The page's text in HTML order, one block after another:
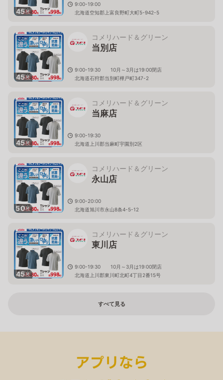
45枚
9:00-19:00
北海道空知郡上富良野町大町5-942-5
45枚
コメリハード＆グリーン
当別店
9:00-19:30 10月～3月は19:00閉店
北海道石狩郡当別町樺戸町347-2
45枚
コメリハード＆グリーン
当麻店
9:00-19:30
北海道上川郡当麻町宇園別2区
50枚
コメリハード＆グリーン
永山店
9:00-20:00
北海道旭川市永山8条4-5-12
45枚
コメリハード＆グリーン
東川店
9:00-19:30 10月～3月は19:00閉店
北海道上川郡東川町北町4丁目2番15号
すべて見る